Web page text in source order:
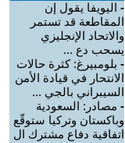
- اليويفا يقول إن
المقاطعة قد تستمر
والاتحاد الإنجليزي
يسحب دع ...
- بلومبيرغ: كثرة حالات
الانتحار في قيادة الأمن
السيبراني بالجي ...
- مصادر: السعودية
وباكستان وتركيا ستوقّع
اتفاقية دفاع مشترك ال